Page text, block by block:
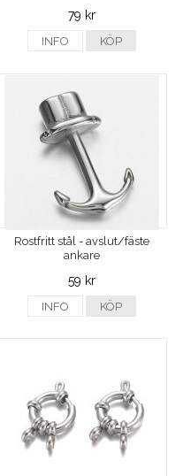
79 kr
INFO KÖP
Rostfritt stål - avslut/fäste
ankare
59 kr
INFO KÖP